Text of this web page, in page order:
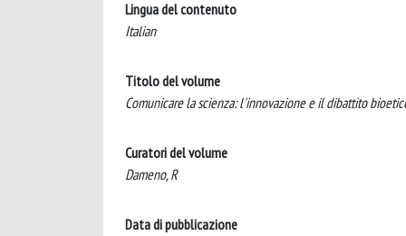
Lingua del contenuto
Italian
Titolo del volume
Comunicare la scienza: l'innovazione e il dibattito
Curatori del volume
Dameno, R
Data di pubblicazione